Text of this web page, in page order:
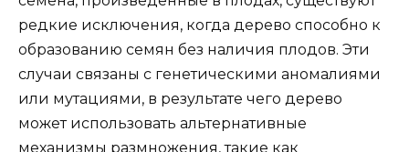
редкие исключения, когда дерево способно к
образованию семян без наличия плодов. Эти
случаи связаны с генетическими аномалиями
или мутациями, в результате чего дерево
может использовать альтернативные
механизмы размножения, такие как